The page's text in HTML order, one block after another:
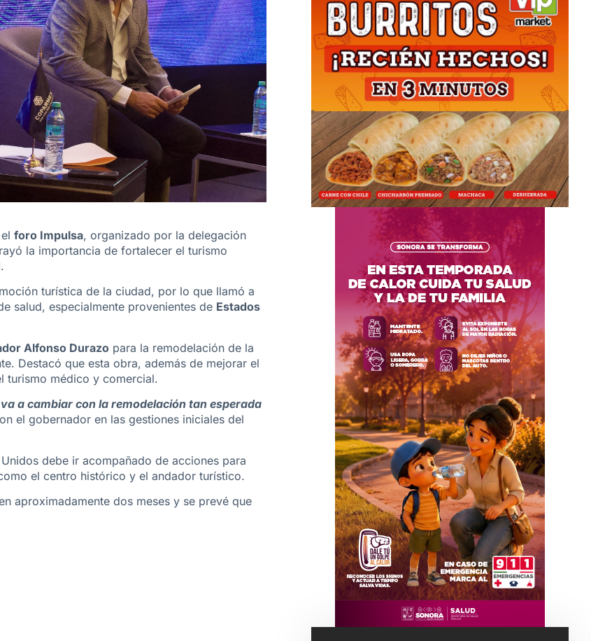
foro Impulsa, organizado por la delegación
la importancia de fortalecer el turismo
turística de la ciudad, por lo que llamó a
salud, especialmente provenientes de Estados
Alfonso Durazo para la remodelación de la
Destacó que esta obra, además de mejorar el
turismo médico y comercial.
a cambiar con la remodelación tan esperada
el gobernador en las gestiones iniciales del
debe ir acompañado de acciones para
el centro histórico y el andador turístico.
aproximadamente dos meses y se prevé que